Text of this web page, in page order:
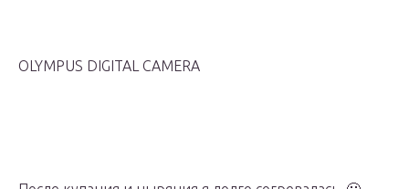
OLYMPUS DIGITAL CAMERA